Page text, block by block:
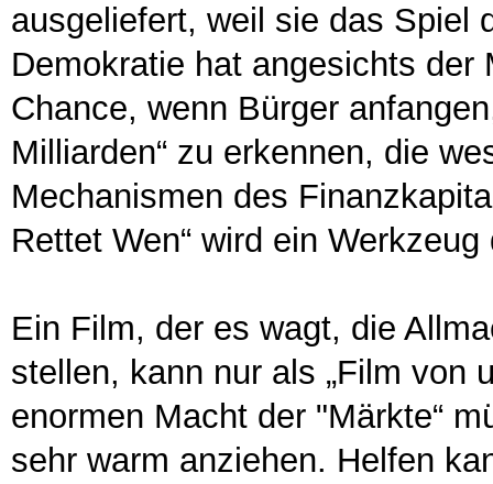
ausgeliefert, weil sie das Spiel
Demokratie hat angesichts
Chance, wenn Bürger
Milliarden“ zu erkennen, die
Mechanismen des
Rettet Wen“ wird ein
Ein Film, der es wagt, die
stellen, kann nur als „Film von
enormen Macht der "Märkte“
sehr warm anziehen. Helfen